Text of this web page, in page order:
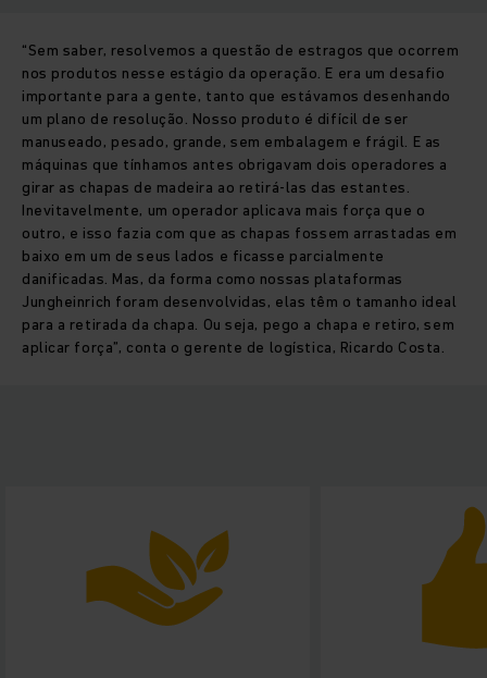
“Sem saber, resolvemos a questão de estragos que ocorrem
nos produtos nesse estágio da operação. E era um desafio
importante para a gente, tanto que estávamos desenhando
um plano de resolução. Nosso produto é difícil de ser
manuseado, pesado, grande, sem embalagem e frágil. E as
máquinas que tínhamos antes obrigavam dois operadores a
girar as chapas de madeira ao retirá-las das estantes.
Inevitavelmente, um operador aplicava mais força que o
outro, e isso fazia com que as chapas fossem arrastadas em
baixo em um de seus lados e ficasse parcialmente
danificadas. Mas, da forma como nossas plataformas
Jungheinrich foram desenvolvidas, elas têm o tamanho ideal
para a retirada da chapa. Ou seja, pego a chapa e retiro, sem
aplicar força”, conta o gerente de logística, Ricardo Costa.